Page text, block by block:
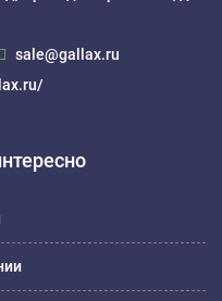
sale@gallax.ru